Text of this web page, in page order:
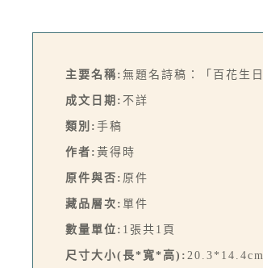
主要名稱: 無題名詩稿：「百花生
成文日期: 不詳
類別: 手稿
作者: 黃得時
原件與否: 原件
藏品層次: 單件
數量單位: 1張共1頁
尺寸大小(長*寬*高): 20.3*14.4cm